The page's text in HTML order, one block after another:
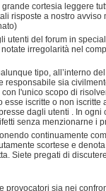
cortesia leggere
risposte a nostro
utenti del forum in
irregolarità nel
tipo, all’interno
sia
l'unico scopo di
iscritte o non
dagli utenti . In
senza menzionarne i
continuamente
scortese e
Siete pregati di
provocatori sia nei